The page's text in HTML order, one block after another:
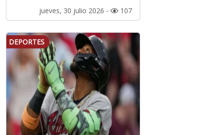
jueves, 30 julio 2026 - 107
DEPORTES